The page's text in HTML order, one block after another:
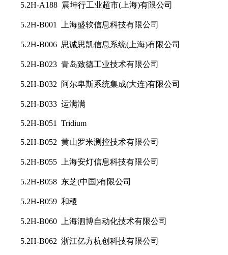
5.2H-A188 震坤行工业超市(上海)有限公司
5.2H-B001 上海盛软信息科技有限公司
5.2H-B006 思诚思凯信息系统(上海)有限公司
5.2H-B023 青岛致德工业技术有限公司
5.2H-B032 阿尔卑斯系统集成(大连)有限公司
5.2H-B033 运满满
5.2H-B051 Tridium
5.2H-B052 黄山罗米测控技术有限公司
5.2H-B055 上海安灯信息科技有限公司
5.2H-B058 东芝(中国)有限公司
5.2H-B059 和稷
5.2H-B060 上海泗博自动化技术有限公司
5.2H-B062 浙江亿方杭创科技有限公司